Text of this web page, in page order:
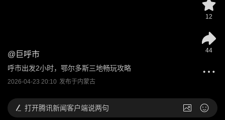
@ 巨呼市
呼市出发2小时，鄂尔多斯三地畅玩攻略
2026-04-23 20:10 发布于内蒙古
12
44
打开腾讯新闻客户端说两句